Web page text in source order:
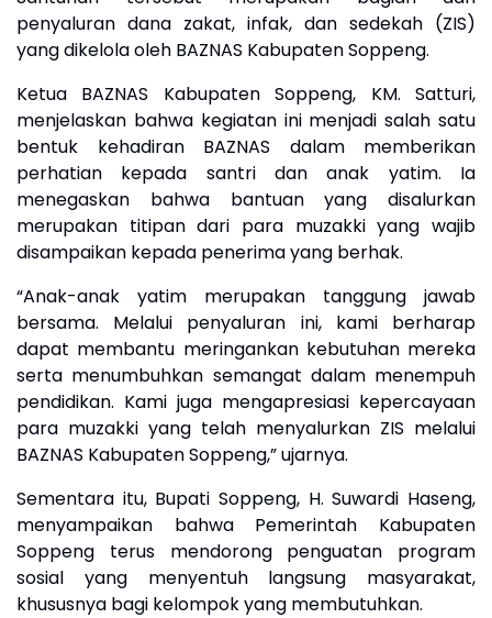
penyaluran dana zakat, infak, dan sedekah (ZIS)
yang dikelola oleh BAZNAS Kabupaten Soppeng.
Ketua BAZNAS Kabupaten Soppeng, KM. Satturi,
menjelaskan bahwa kegiatan ini menjadi salah satu
bentuk kehadiran BAZNAS dalam memberikan
perhatian kepada santri dan anak yatim. Ia
menegaskan bahwa bantuan yang disalurkan
merupakan titipan dari para muzakki yang wajib
disampaikan kepada penerima yang berhak.
“Anak-anak yatim merupakan tanggung jawab
bersama. Melalui penyaluran ini, kami berharap
dapat membantu meringankan kebutuhan mereka
serta menumbuhkan semangat dalam menempuh
pendidikan. Kami juga mengapresiasi kepercayaan
para muzakki yang telah menyalurkan ZIS melalui
BAZNAS Kabupaten Soppeng,” ujarnya.
Sementara itu, Bupati Soppeng, H. Suwardi Haseng,
menyampaikan bahwa Pemerintah Kabupaten
Soppeng terus mendorong penguatan program
sosial yang menyentuh langsung masyarakat,
khususnya bagi kelompok yang membutuhkan.